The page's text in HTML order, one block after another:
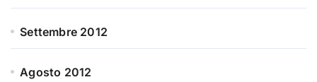
Settembre 2012
Agosto 2012